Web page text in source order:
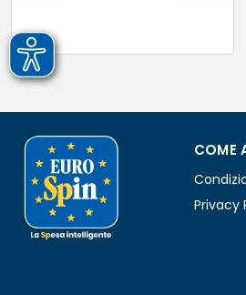
COME
Privacy